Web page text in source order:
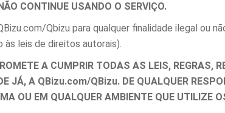
CONTINUE USANDO O SERVIÇO.
Qbizu para qualquer finalidade ilegal ou
às leis de direitos autorais).
A CUMPRIR TODAS AS LEIS,
JÁ, A QBizu.com/QBizu. DE QUALQUER
OU EM QUALQUER AMBIENTE QUE UTILIZE